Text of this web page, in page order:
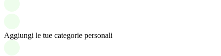
Aggiungi le tue categorie personali